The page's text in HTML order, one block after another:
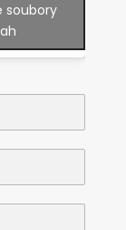
soubory